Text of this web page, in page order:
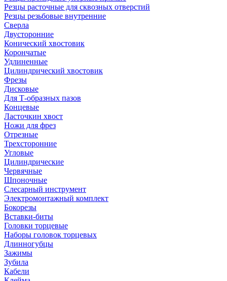
Резцы расточные для сквозных отверстий
Резцы резьбовые внутренние
Сверла
Двусторонние
Конический хвостовик
Корончатые
Удлиненные
Цилиндрический хвостовик
Фрезы
Дисковые
Для Т-образных пазов
Концевые
Ласточкин хвост
Ножи для фрез
Отрезные
Трехсторонние
Угловые
Цилиндрические
Червячные
Шпоночные
Слесарный инструмент
Электромонтажный комплект
Бокорезы
Вставки-биты
Головки торцевые
Наборы головок торцевых
Длинногубцы
Зажимы
Зубила
Кабели